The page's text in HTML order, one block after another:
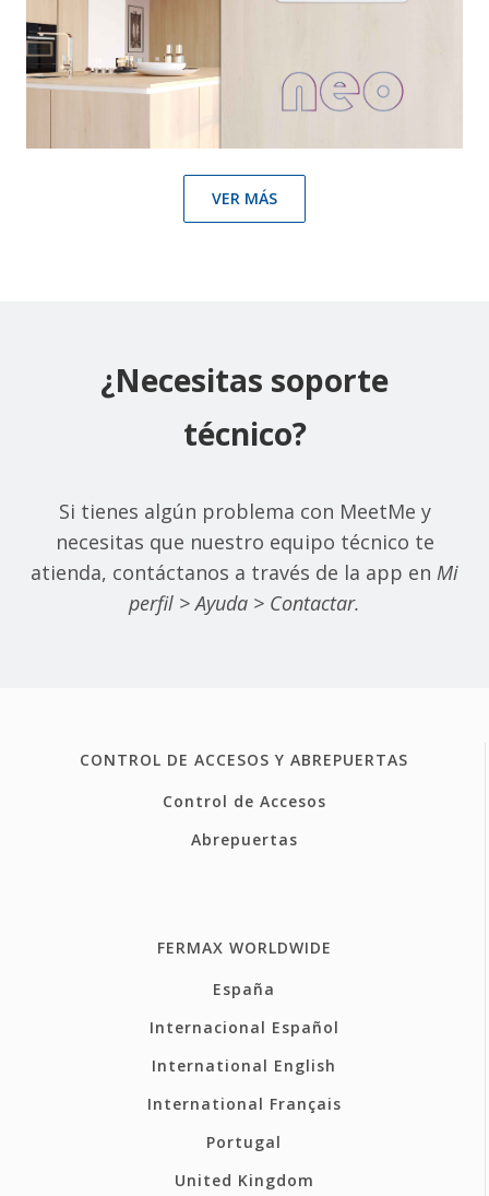
VER MÁS
¿Necesitas soporte
técnico?
Si tienes algún problema con MeetMe y
necesitas que nuestro equipo técnico te
atienda, contáctanos a través de la app en Mi
perfil > Ayuda > Contactar.
CONTROL DE ACCESOS Y ABREPUERTAS
Control de Accesos
Abrepuertas
FERMAX WORLDWIDE
España
Internacional Español
International English
International Français
Portugal
United Kingdom